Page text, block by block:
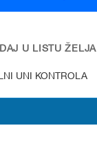
U LISTU ŽELJA
UNI KONTROLA